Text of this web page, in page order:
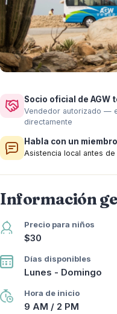
Socio oficial de AGW
Vendedor autorizado —
directamente
Habla con un
Asistencia local antes de
Información
Precio para niños
$30
Días disponibles
Lunes - Domingo
Hora de inicio
9 AM / 2 PM